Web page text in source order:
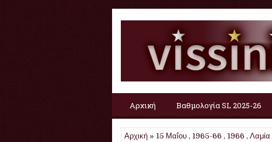
Αρχική Βαθμολογία SL 2025-26
Αρχική » 15 Μαΐου , 1965-66 , 1966 , Λαμία